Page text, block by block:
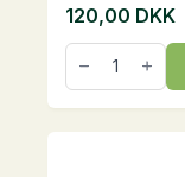
120,00 DKK
Calming
Dog
Spray,
250